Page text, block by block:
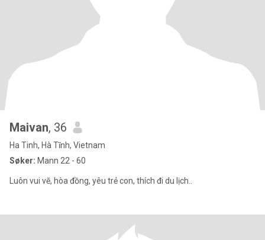
Maivan, 36
Ha Tinh, Hà Tĩnh, Vietnam
Søker: Mann 22 - 60
Luôn vui vẽ, hòa đồng, yêu trẻ con, thích đi du lịch..